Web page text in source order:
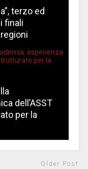
terzo ed
finali
dell’ASST
per la
Older Post